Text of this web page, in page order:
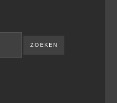
ZOEKEN